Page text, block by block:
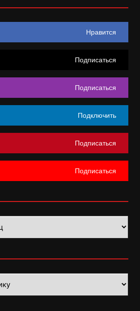
Нравится
Подписаться
Подписаться
Подключить
Подписаться
Подписаться